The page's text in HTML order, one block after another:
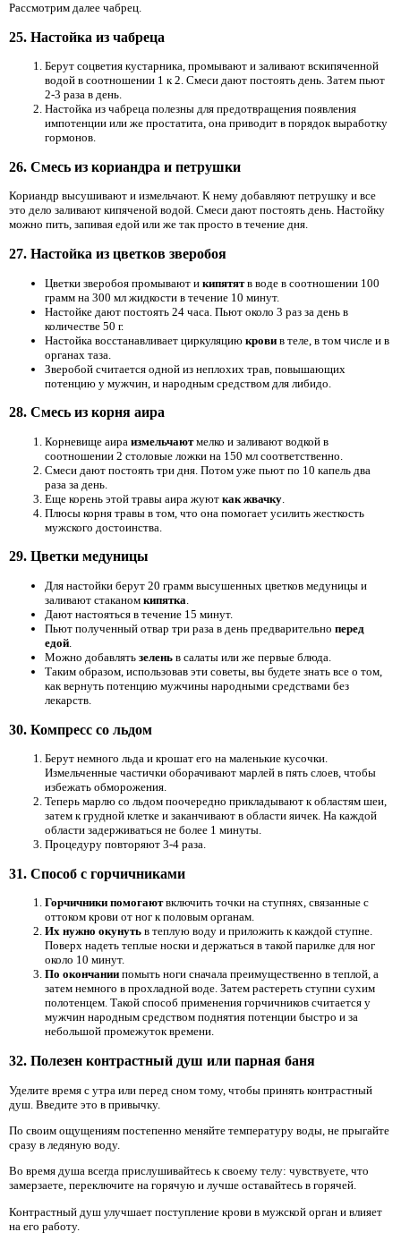
Рассмотрим далее чабрец.
25. Настойка из чабреца
Берут соцветия кустарника, промывают и заливают вскипяченной
водой в соотношении 1 к 2. Смеси дают постоять день. Затем пьют
2-3 раза в день.
Настойка из чабреца полезны для предотвращения появления
импотенции или же простатита, она приводит в порядок выработку
гормонов.
26. Смесь из кориандра и петрушки
Кориандр высушивают и измельчают. К нему добавляют петрушку и все
это дело заливают кипяченой водой. Смеси дают постоять день. Настойку
можно пить, запивая едой или же так просто в течение дня.
27. Настойка из цветков зверобоя
Цветки зверобоя промывают и кипятятв воде в соотношении 100
грамм на 300 мл жидкости в течение 10 минут.
Настойке дают постоять 24 часа. Пьют около 3 раз за день в
количестве 50 г.
Настойка восстанавливает циркуляцию крови в теле, в том числе и в
органах таза.
Зверобой считается одной из неплохих трав, повышающих
потенцию у мужчин, и народным средством для либидо.
28. Смесь из корня аира
Корневище аира измельчаютмелко и заливают водкой в
соотношении 2 столовые ложки на 150 мл соответственно.
Смеси дают постоять три дня. Потом уже пьют по 10 капель два
раза за день.
Еще корень этой травы аира жуют как жвачку
Плюсы корня травы в том, что она помогает усилить жесткость
мужского достоинства.
29. Цветки медуницы
Для настойки берут 20 грамм высушенных цветков медуницы и
заливают стаканом кипятка
Дают настояться в течение 15 минут.
Пьют полученный отвар три раза в день предварительно перед
едой
Можно добавлять зелень в салаты или же первые блюда.
Таким образом, использовав эти советы, вы будете знать все о том,
как вернуть потенцию мужчины народными средствами без
лекарств.
30. Компресс со льдом
Берут немного льда и крошат его на маленькие кусочки.
Измельченные частички оборачивают марлей в пять слоев, чтобы
избежать обморожения.
Теперь марлю со льдом поочередно прикладывают к областям шеи,
затем к грудной клетке и заканчивают в области яичек. На каждой
области задерживаться не более 1 минуты.
Процедуру повторяют 3-4 раза.
31. Способ с горчичниками
Горчичники помогаютвключить точки на ступнях, связанные с
оттоком крови от ног к половым органам.
Их нужно окунуть в теплую воду и приложить к каждой ступне.
Поверх надеть теплые носки и держаться в такой парилке для ног
около 10 минут.
По окончании помыть ноги сначала преимущественно в теплой, а
затем немного в прохладной воде. Затем растереть ступни сухим
полотенцем. Такой способ применения горчичников считается у
мужчин народным средством поднятия потенции быстро и за
небольшой промежуток времени.
32. Полезен контрастный душ или парная баня
Уделите время с утра или перед сном тому, чтобы принять контрастный
душ. Введите это в привычку.
По своим ощущениям постепенно меняйте температуру воды, не прыгайте
сразу в ледяную воду.
Во время душа всегда прислушивайтесь к своему телу: чувствуете, что
замерзаете, переключите на горячую и лучше оставайтесь в горячей.
Контрастный душ улучшает поступление крови в мужской орган и влияет
на его работу.